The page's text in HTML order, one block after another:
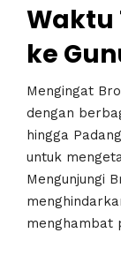
Waktu
ke
Mengingat
dengan
hingga
untuk
Mengunjungi
menghambat